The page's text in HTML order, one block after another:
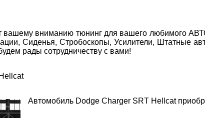
вашему вниманию тюнинг для вашего любимого
Сиденья, Стробоскопы, Усилители,
рады сотрудничеству с вами!
Автомобиль Dodge Charger SRT Hellcat